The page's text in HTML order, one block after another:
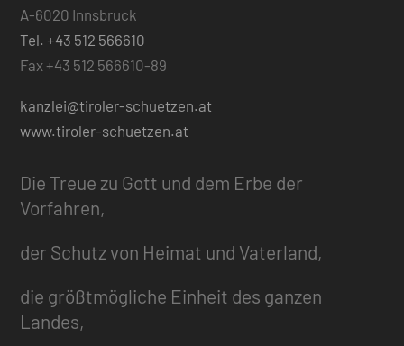
A-6020 Innsbruck
Tel. +43 512 566610
Fax +43 512 566610-89
kanzlei@tiroler-schuetzen.at
www.tiroler-schuetzen.at
Die Treue zu Gott und dem Erbe der
Vorfahren,
der Schutz von Heimat und Vaterland,
die größtmögliche Einheit des ganzen
Landes,